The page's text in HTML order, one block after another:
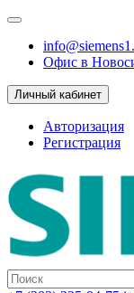
Офис в
Личный кабинет
Авторизация
Регистрация